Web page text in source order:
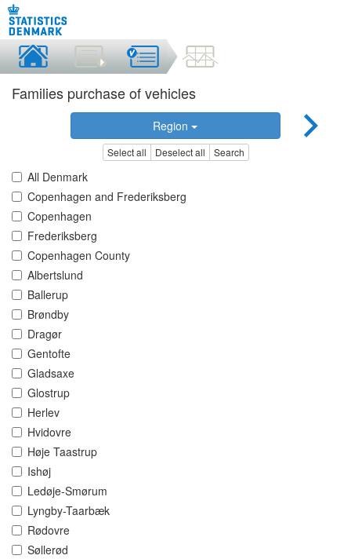
Families purchase of vehicles
Region
Select all Deselect all Search
All Denmark
Copenhagen and Frederiksberg
Copenhagen
Frederiksberg
Copenhagen County
Albertslund
Ballerup
Brøndby
Dragør
Gentofte
Gladsaxe
Glostrup
Herlev
Hvidovre
Høje Taastrup
Ishøj
Ledøje-Smørum
Lyngby-Taarbæk
Rødovre
Søllerød